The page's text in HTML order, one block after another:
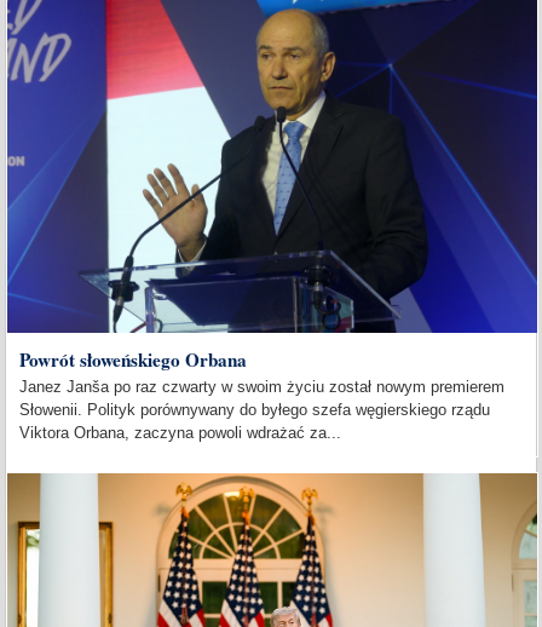
Powrót słoweńskiego Orbana
Janez Janša po raz czwarty w swoim życiu został nowym premierem
Słowenii. Polityk porównywany do byłego szefa węgierskiego rządu
Viktora Orbana, zaczyna powoli wdrażać za...